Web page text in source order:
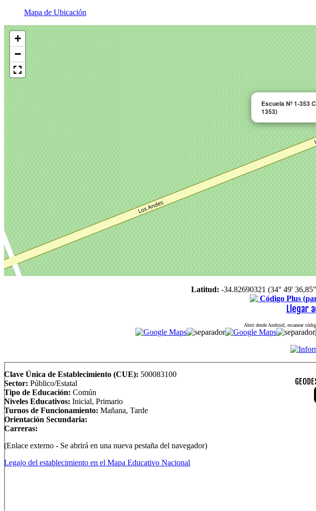
Mapa de Ubicación
Escuela Nº 1-353
1353)
+
−
Latitud: -34.82690321 (34° 49'
Código Plus
Llegar
Abrir desde Android, escanear
Clave Única de Establecimiento (CUE): 500083100
Sector: Público/Estatal
Tipo de Educación: Común
Niveles Educativos: Inicial, Primario
Turnos de Funcionamiento: Mañana, Tarde
Orientación Secundaria:
Carreras:
(Enlace externo - Se abrirá en una nueva pestaña del navegador)
Legajo del establecimiento en el Mapa Educativo Nacional